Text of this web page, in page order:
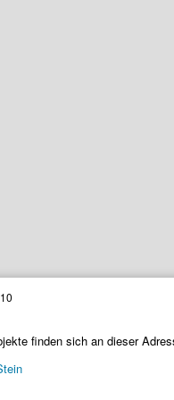
finden sich an dieser